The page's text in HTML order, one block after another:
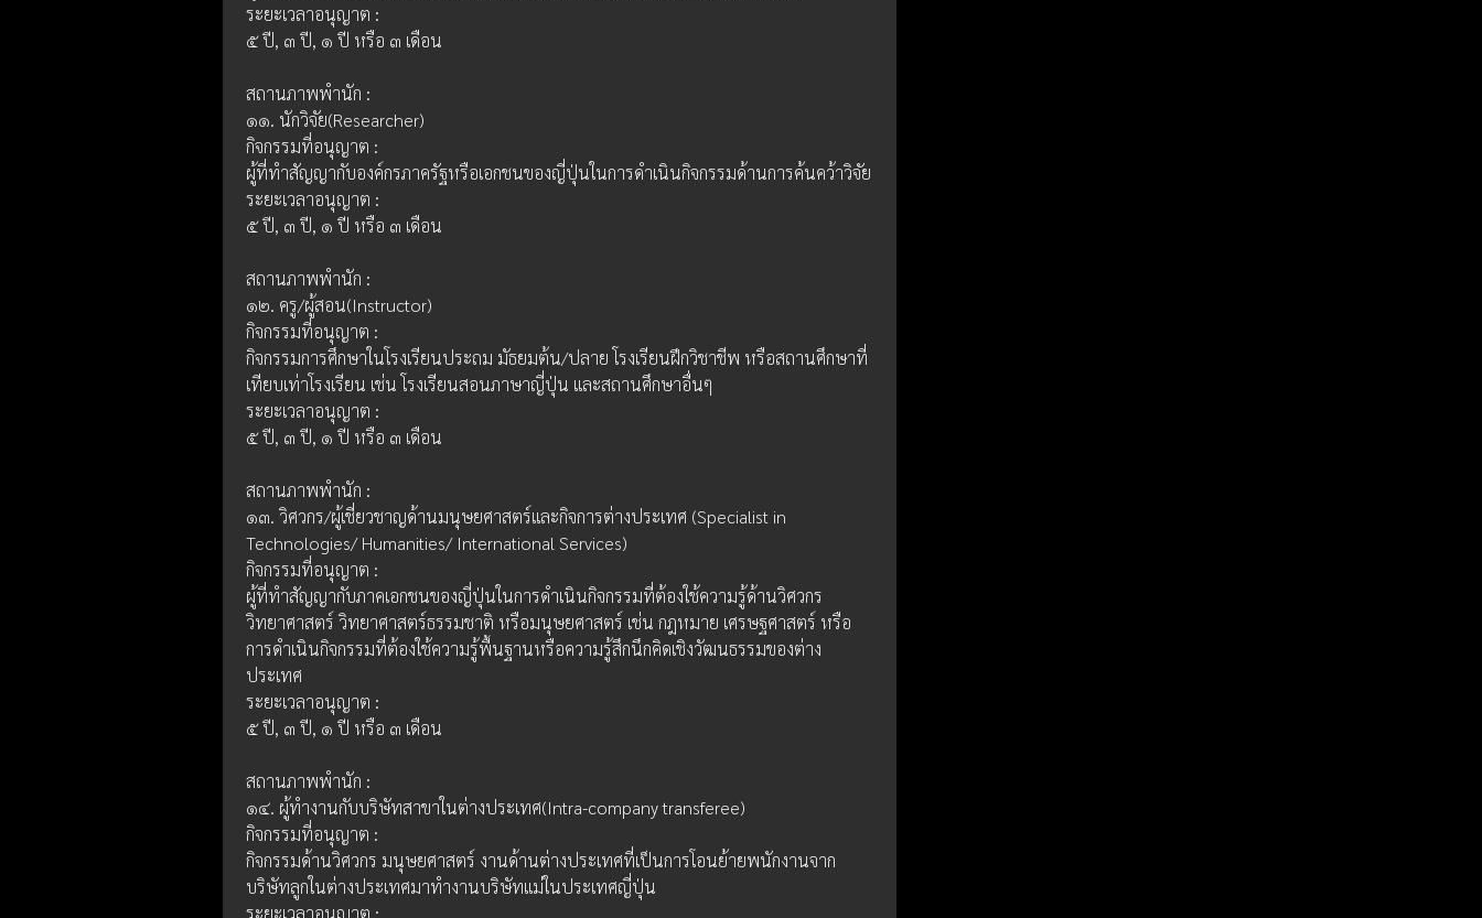
ระยะเวลาอนุญาต :
๕ ปี, ๓ ปี, ๑ ปี หรือ ๓ เดือน
สถานภาพพำนัก :
๑๑. นักวิจัย(Researcher)
กิจกรรมที่อนุญาต :
ผู้ที่ทำสัญญากับองค์กรภาครัฐหรือเอกชนของญี่ปุ่นในการดำเนินกิจกรรมด้านการค้นคว้าวิจัย
ระยะเวลาอนุญาต :
๕ ปี, ๓ ปี, ๑ ปี หรือ ๓ เดือน
สถานภาพพำนัก :
๑๒. ครู/ผู้สอน(Instructor)
กิจกรรมที่อนุญาต :
กิจกรรมการศึกษาในโรงเรียนประถม มัธยมต้น/ปลาย โรงเรียนฝึกวิชาชีพ หรือสถานศึกษาที่
เทียบเท่าโรงเรียน เช่น โรงเรียนสอนภาษาญี่ปุ่น และสถานศึกษาอื่นๆ
ระยะเวลาอนุญาต :
๕ ปี, ๓ ปี, ๑ ปี หรือ ๓ เดือน
สถานภาพพำนัก :
๑๓. วิศวกร/ผู้เชี่ยวชาญด้านมนุษยศาสตร์และกิจการต่างประเทศ (Specialist in
Technologies/ Humanities/ International Services)
กิจกรรมที่อนุญาต :
ผู้ที่ทำสัญญากับภาคเอกชนของญี่ปุ่นในการดำเนินกิจกรรมที่ต้องใช้ความรู้ด้านวิศวกร
วิทยาศาสตร์ วิทยาศาสตร์ธรรมชาติ หรือมนุษยศาสตร์ เช่น กฎหมาย เศรษฐศาสตร์ หรือ
การดำเนินกิจกรรมที่ต้องใช้ความรู้พื้นฐานหรือความรู้สึกนึกคิดเชิงวัฒนธรรมของต่าง
ประเทศ
ระยะเวลาอนุญาต :
๕ ปี, ๓ ปี, ๑ ปี หรือ ๓ เดือน
สถานภาพพำนัก :
๑๔. ผู้ทำงานกับบริษัทสาขาในต่างประเทศ(Intra-company transferee)
กิจกรรมที่อนุญาต :
กิจกรรมด้านวิศวกร มนุษยศาสตร์ งานด้านต่างประเทศที่เป็นการโอนย้ายพนักงานจาก
บริษัทลูกในต่างประเทศมาทำงานบริษัทแม่ในประเทศญี่ปุ่น
ระยะเวลาอนุญาต :